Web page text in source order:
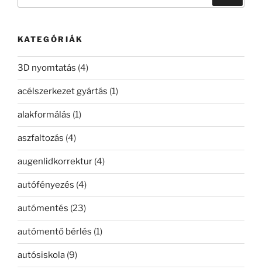
KATEGÓRIÁK
3D nyomtatás (4)
acélszerkezet gyártás (1)
alakformálás (1)
aszfaltozás (4)
augenlidkorrektur (4)
autófényezés (4)
autómentés (23)
autómentő bérlés (1)
autósiskola (9)